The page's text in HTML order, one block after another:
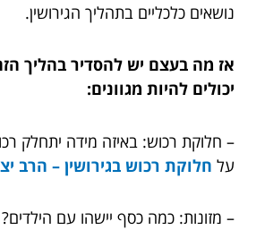
נושאים כלכליים בתהליך הגירושין.
אז מה בעצם יש להסדיר בהליך
יכולים להיות מגוונים:
– חלוקת רכוש: באיזה מידה יתחלק
על חלוקת רכוש בגירושין – הרב
– מזונות: כמה כסף יישהו עם הילדים?